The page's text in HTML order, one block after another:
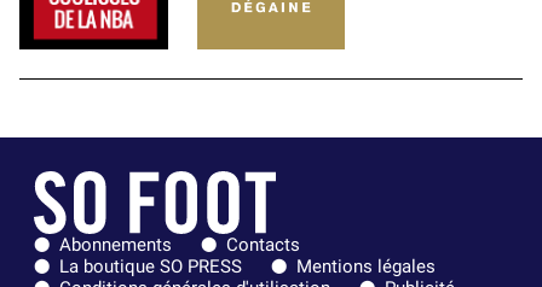
Abonnements
Contacts
La boutique SO PRESS
Mentions légales